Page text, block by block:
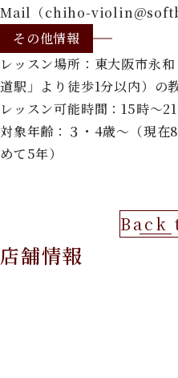
Mail（chiho-
その他情報
レッスン場所：東大阪市永
道駅」より徒歩1分以内）の
レッスン可能時間：15時〜
対象年齢：３・4歳〜（現
めて5年）
Back
店舗情報